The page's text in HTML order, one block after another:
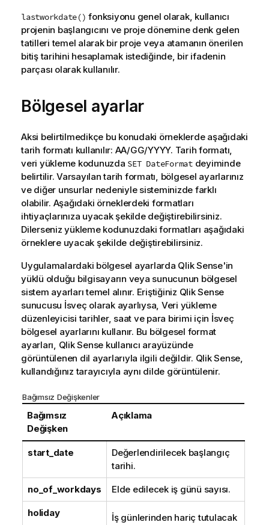
lastworkdate() fonksiyonu genel olarak, kullanıcı
projenin başlangıcını ve proje dönemine denk gelen
tatilleri temel alarak bir proje veya atamanın önerilen
bitiş tarihini hesaplamak istediğinde, bir ifadenin
parçası olarak kullanılır.
Bölgesel ayarlar
Aksi belirtilmedikçe bu konudaki örneklerde aşağıdaki
tarih formatı kullanılır: AA/GG/YYYY. Tarih formatı,
veri yükleme kodunuzda SET DateFormatdeyiminde
belirtilir. Varsayılan tarih formatı, bölgesel ayarlarınız
ve diğer unsurlar nedeniyle sisteminizde farklı
olabilir. Aşağıdaki örneklerdeki formatları
ihtiyaçlarınıza uyacak şekilde değiştirebilirsiniz.
Dilerseniz yükleme kodunuzdaki formatları aşağıdaki
örneklere uyacak şekilde değiştirebilirsiniz.
Uygulamalardaki bölgesel ayarlarda Qlik Sense'in
yüklü olduğu bilgisayarın veya sunucunun bölgesel
sistem ayarları temel alınır. Eriştiğiniz Qlik Sense
sunucusu İsveç olarak ayarlıysa, Veri yükleme
düzenleyicisi tarihler, saat ve para birimi için İsveç
bölgesel ayarlarını kullanır. Bu bölgesel format
ayarları, Qlik Sense kullanıcı arayüzünde
görüntülenen dil ayarlarıyla ilgili değildir. Qlik Sense,
kullandığınız tarayıcıyla aynı dilde görüntülenir.
Bağımsız Değişkenler
Bağımsız
Değişken
Açıklama
start_date
Değerlendirilecek başlangıç
tarihi.
no_of_workdays Elde edilecek iş günü sayısı.
holiday
İş günlerinden hariç tutulacak